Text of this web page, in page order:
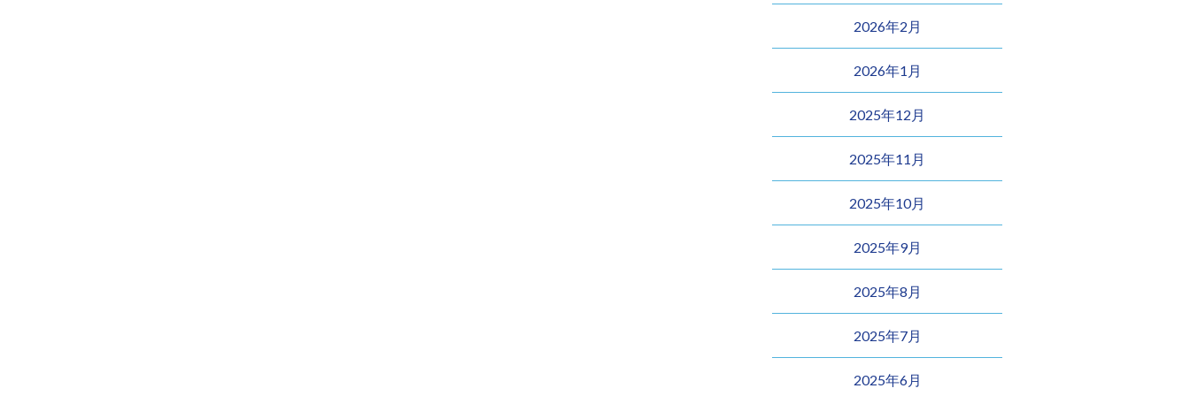
2026年2月
2026年1月
2025年12月
2025年11月
2025年10月
2025年9月
2025年8月
2025年7月
2025年6月